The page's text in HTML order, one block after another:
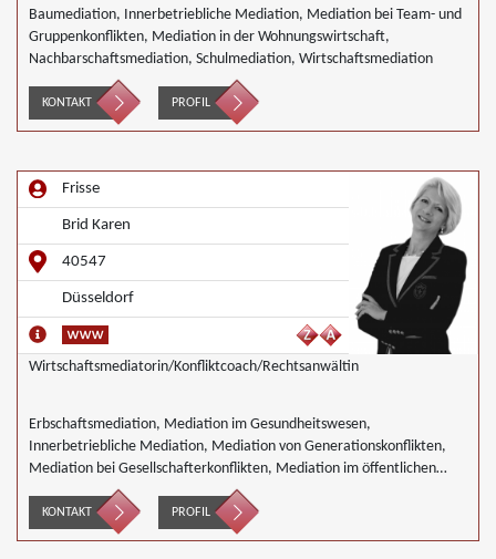
Baumediation, Innerbetriebliche Mediation, Mediation bei Team- und
Gruppenkonflikten, Mediation in der Wohnungswirtschaft,
Nachbarschaftsmediation, Schulmediation, Wirtschaftsmediation
KONTAKT PROFIL
Frisse
Brid Karen
40547
Düsseldorf
Wirtschaftsmediatorin/Konfliktcoach/Rechtsanwältin
Erbschaftsmediation, Mediation im Gesundheitswesen,
Innerbetriebliche Mediation, Mediation von Generationskonflikten,
Mediation bei Gesellschafterkonflikten, Mediation im öffentlichen
Bereich, Mediation bei Team- und Gruppenkonflikten, Mediation von
Unternehmensnachfolgen, Mediation in der Wohnungswirtschaft,
Nachbarschaftsmediation, Wirtschaftsmediation
KONTAKT PROFIL